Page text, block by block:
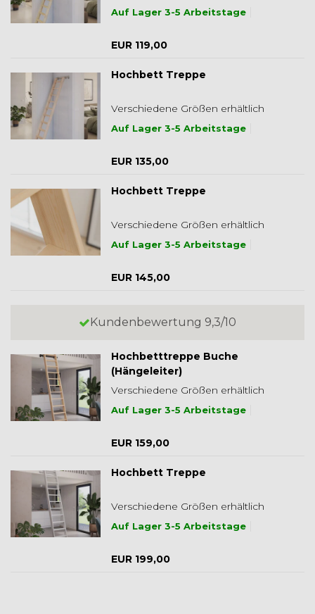
Auf Lager 3-5 Arbeitstage
EUR 119,00
Hochbett Treppe
Verschiedene Größen erhältlich
Auf Lager 3-5 Arbeitstage
EUR 135,00
Hochbett Treppe
Verschiedene Größen erhältlich
Auf Lager 3-5 Arbeitstage
EUR 145,00
Kundenbewertung 9,3/10
Hochbetttreppe Buche
(Hängeleiter)
Verschiedene Größen erhältlich
Auf Lager 3-5 Arbeitstage
EUR 159,00
Hochbett Treppe
Verschiedene Größen erhältlich
Auf Lager 3-5 Arbeitstage
EUR 199,00